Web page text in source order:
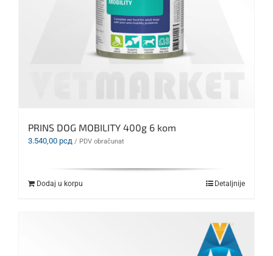
PRINS DOG MOBILITY 400g 6 kom
3.540,00 рсд / PDV obračunat
Dodaj u korpu Detaljnije